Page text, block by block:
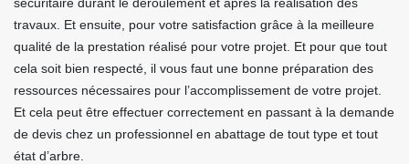
travaux. Et ensuite, pour votre satisfaction grâce à la meilleure
qualité de la prestation réalisé pour votre projet. Et pour que tout
cela soit bien respecté, il vous faut une bonne préparation des
ressources nécessaires pour l’accomplissement de votre projet.
Et cela peut être effectuer correctement en passant à la demande
de devis chez un professionnel en abattage de tout type et tout
état d’arbre.